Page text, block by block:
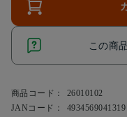
この商
商品コード：
26010102
JANコード：
4934569041319